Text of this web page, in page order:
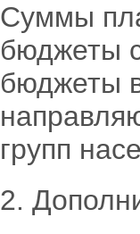
Суммы
бюджеты
бюджеты
групп
2.